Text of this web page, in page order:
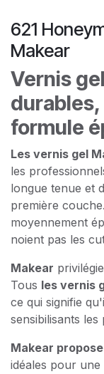
621
Makear
Vernis
formule
Les vernis gel
les
longue tenue et
première
moyennement
noient pas les
Makear
Tous les vernis
ce qui signifie
sensibilisants
Makear
idéales pour une